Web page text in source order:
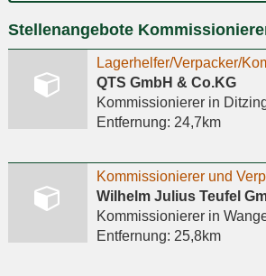
eingeben
Stellenangebote
QTS GmbH & Co.KG
Kommissioniererin
Entfernung: 24,7km
Wilhelm Julius Teufel
Kommissioniererin
Entfernung: 25,8km